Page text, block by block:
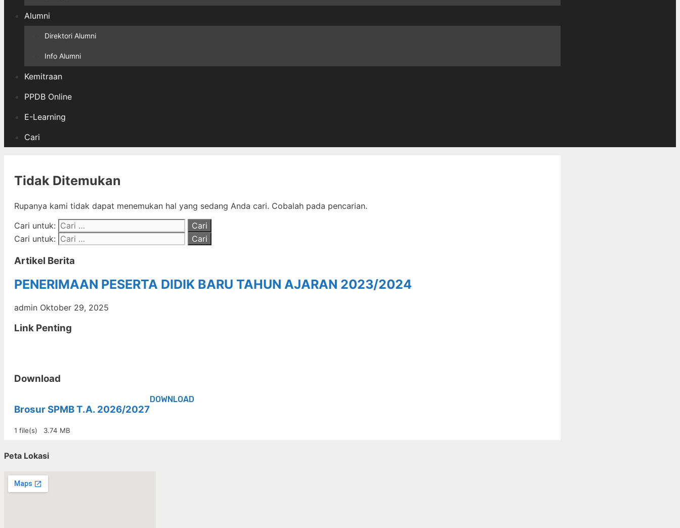
Alumni
Direktori Alumni
Info Alumni
Kemitraan
PPDB Online
E-Learning
Cari
Tidak Ditemukan
Rupanya kami tidak dapat menemukan hal yang sedang Anda cari. Cobalah pada pencarian.
Cari untuk:
Cari untuk:
Artikel Berita
PENERIMAAN PESERTA DIDIK BARU TAHUN AJARAN 2023/2024
admin Oktober 29, 2025
Link Penting
Download
Brosur SPMB T.A. 2026/2027
1 file(s) 3.74 MB
DOWNLOAD
Peta Lokasi